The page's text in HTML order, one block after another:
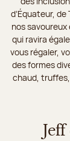
d’Équateur,
nos
qui ravira
vous régaler,
des formes
chaud,